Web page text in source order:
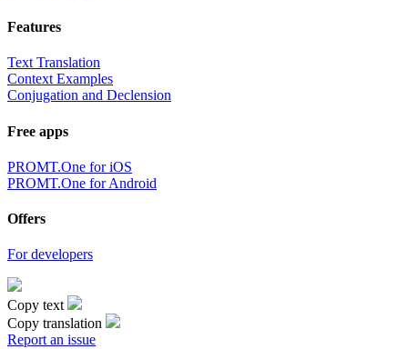
Features
Text Translation
Context Examples
Conjugation and Declension
Free apps
PROMT.One for iOS
PROMT.One for Android
Offers
For developers
Copy text
Copy translation
Report an issue